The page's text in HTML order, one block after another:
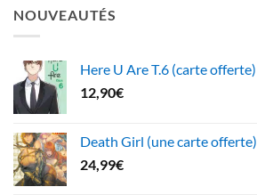
NOUVEAUTÉS
Here U Are T.6 (carte offerte)
12,90€
Death Girl (une carte offerte)
24,99€